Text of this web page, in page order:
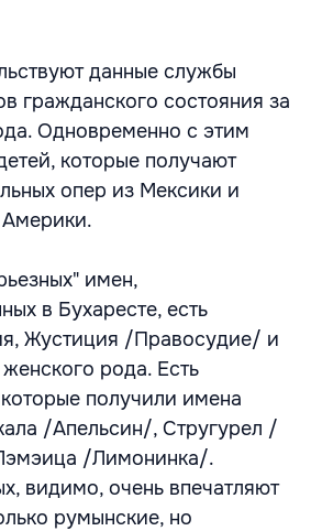
данные службы
гражданского состояния за
Одновременно с этим
которые получают
опер из Мексики и
Америки.
имен,
в Бухаресте, есть
Жустиция /Правосудие/ и
рода. Есть
получили имена
/Апельсин/, Стругурел /
/Лимонинка/.
видимо, очень впечатляют
румынские, но